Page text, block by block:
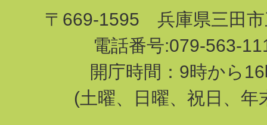
〒669-1595 兵庫県三田市
電話番号:079-563-
開庁時間：9時から
(土曜、日曜、祝日、年